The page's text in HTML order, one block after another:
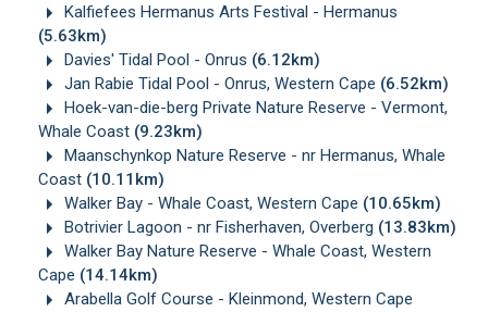
Kalfiefees Hermanus Arts Festival - Hermanus
(5.63km)
Davies' Tidal Pool - Onrus (6.12km)
Jan Rabie Tidal Pool - Onrus, Western Cape (6.52km)
Hoek-van-die-berg Private Nature Reserve - Vermont,
Whale Coast (9.23km)
Maanschynkop Nature Reserve - nr Hermanus, Whale
Coast (10.11km)
Walker Bay - Whale Coast, Western Cape (10.65km)
Botrivier Lagoon - nr Fisherhaven, Overberg (13.83km)
Walker Bay Nature Reserve - Whale Coast, Western
Cape (14.14km)
Arabella Golf Course - Kleinmond, Western Cape